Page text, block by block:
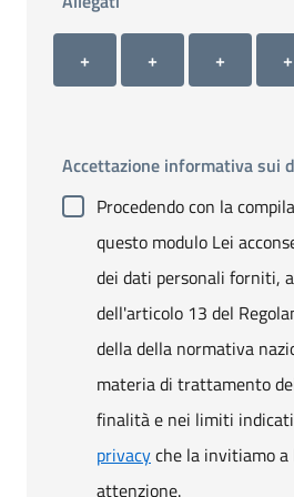
Allegato 1
+
Allegato 2
+
Allegato 3
+ +
Accettazione informativa sui
Procedendo con la
questo modulo Lei
dei dati personali forniti,
dell'articolo 13 del
della della normativa
materia di trattamento
finalità e nei limiti
privacyche la invitiamo a
attenzione.